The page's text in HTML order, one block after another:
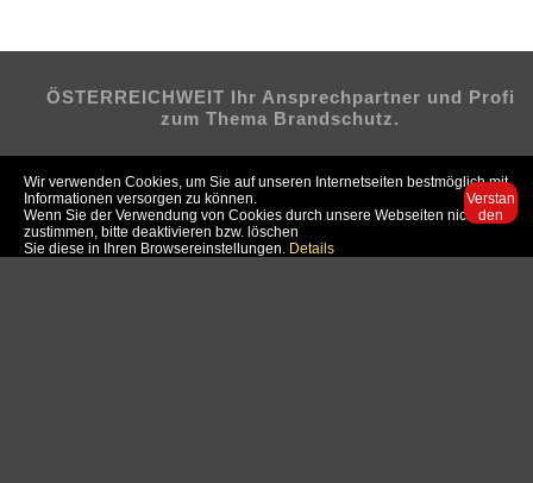
ÖSTERREICHWEIT Ihr Ansprechpartner und Profi
zum Thema Brandschutz.
Wir verwenden Cookies, um Sie auf unseren Internetseiten bestmöglich mit
Informationen versorgen zu können.
Wenn Sie der Verwendung von Cookies durch unsere Webseiten nicht
zustimmen, bitte deaktivieren bzw. löschen
Sie diese in Ihren Browsereinstellungen. Detail s
Verstan
den